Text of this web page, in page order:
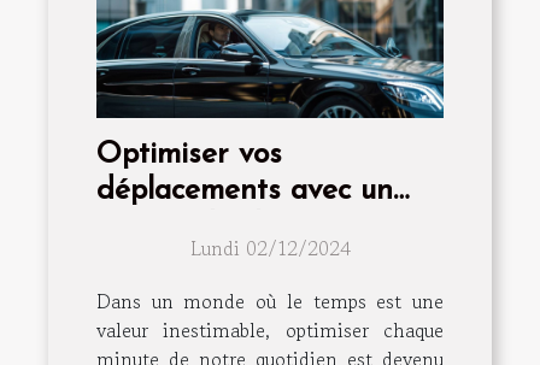
Optimiser vos
déplacements avec un
haut de gamme
Lundi 02/12/2024
Dans un monde où le temps est une
valeur inestimable, optimiser chaque
minute de notre quotidien est devenu